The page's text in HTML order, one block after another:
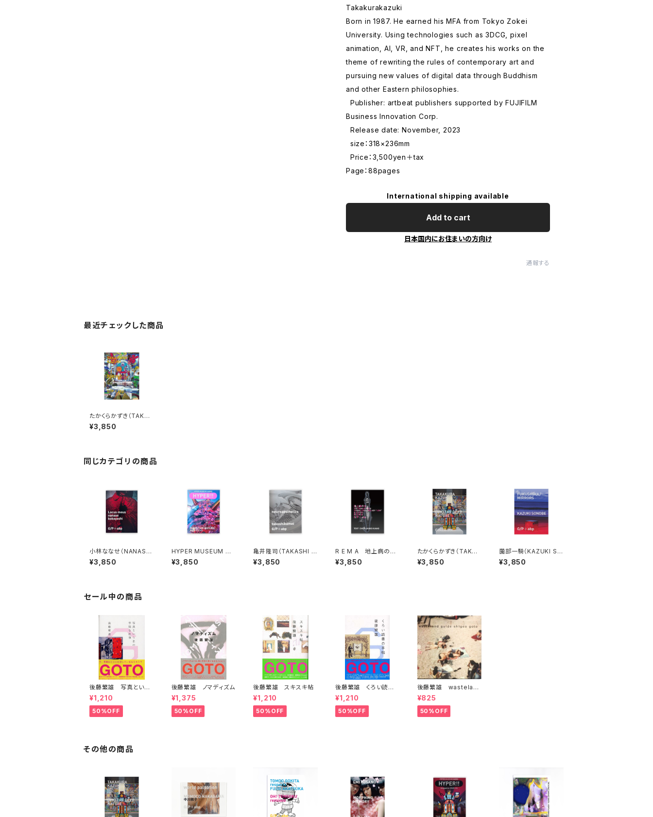
Takakurakazuki
Born in 1987. He earned his MFA from Tokyo Zokei
University. Using technologies such as 3DCG, pixel
animation, AI, VR, and NFT, he creates his works on the
theme of rewriting the rules of contemporary art and
pursuing new values of digital data through Buddhism
and other Eastern philosophies.
Publisher: artbeat publishers supported by FUJIFILM
Business Innovation Corp.
Release date: November, 2023
size：318×236mm
Price：3,500yen＋tax
Page：88pages
International shipping available
Add to cart
日本国内にお住まいの方向け
通報する
最近チェックした商品
たかくらかずき（TAKAK
URAKAZUKI）TOKOY
O
¥3,850
同じカテゴリの商品
小林ななせ（NANASE
KOBAYASHI）Locus
meus
¥3,850
HYPER MUSEUM HA
NNO: HYPER!! maga
zine 2026 増田セバス
¥3,850
亀井隆司（TAKASHI K
AMEI）neuroaestheti
cs
¥3,850
R E M A 地上病の女
THE WOMAN WITH
TERRESTRIAL MALA
¥3,850
たかくらかずき（TAKAK
URAKAZUKI）INTO T
HE DEEP NATURE
¥3,850
薗部一騎（KAZUKI SO
NOBE）FUKUSHIMA/
MIRRORS
¥3,850
セール中の商品
後藤繁雄 写真という
名の幸福な仕事
¥1,210
50%OFF
後藤繁雄 ノマディズム
¥1,375
50%OFF
後藤繁雄 スキスキ帖
¥1,210
50%OFF
後藤繁雄 くろい読書
の手帖
¥1,210
50%OFF
後藤繁雄 wasteland
guide
¥825
50%OFF
その他の商品